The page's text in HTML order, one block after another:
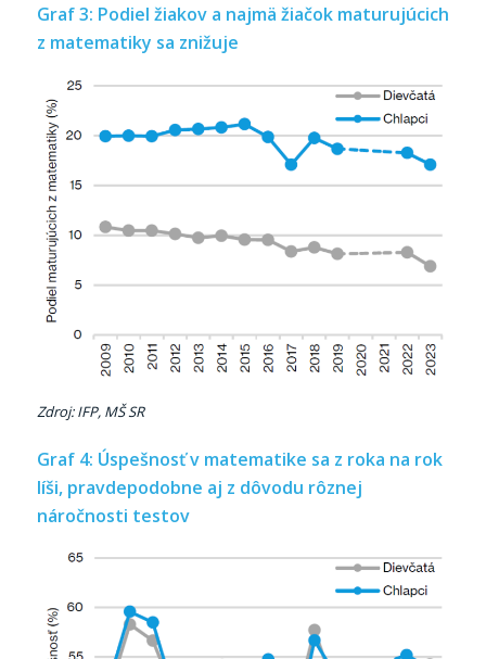
Graf 3: Podiel žiakov a najmä žiačok maturujúcich
z matematiky sa znižuje
Zdroj: IFP, MŠ SR
Graf 4: Úspešnosť v matematike sa z roka na rok
líši, pravdepodobne aj z dôvodu rôznej
náročnosti testov